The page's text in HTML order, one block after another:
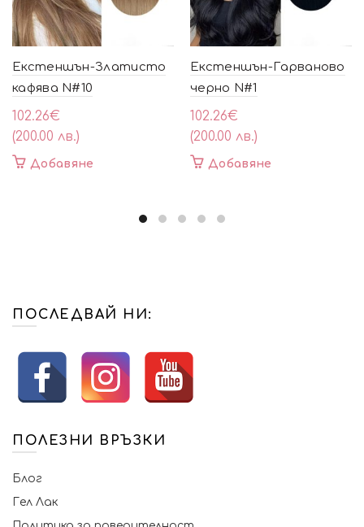
Екстеншън-Златисто
кафява N#10
102.26€
(200.00 лв.)
Добавяне
Екстеншън-Гарваново
черно N#1
102.26€
(200.00 лв.)
Добавяне
ПОСЛЕДВАЙ НИ:
ПОЛЕЗНИ ВРЪЗКИ
Блог
Гел Лак